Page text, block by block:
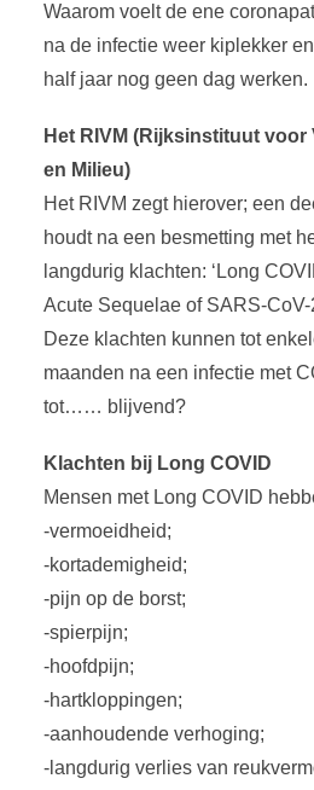
Waarom voelt de ene
na de infectie weer kiplekker
half jaar nog geen dag werken.
Het RIVM (Rijksinstituut voor
en Milieu)
Het RIVM zegt hierover; een
houdt na een besmetting met
langdurig klachten: ‘Long
Acute Sequelae of SARS-
Deze klachten kunnen tot
maanden na een infectie met
tot…… blijvend?
Klachten bij Long COVID
Mensen met Long COVID
-vermoeidheid;
-kortademigheid;
-pijn op de borst;
-spierpijn;
-hoofdpijn;
-hartkloppingen;
-aanhoudende verhoging;
-langdurig verlies van